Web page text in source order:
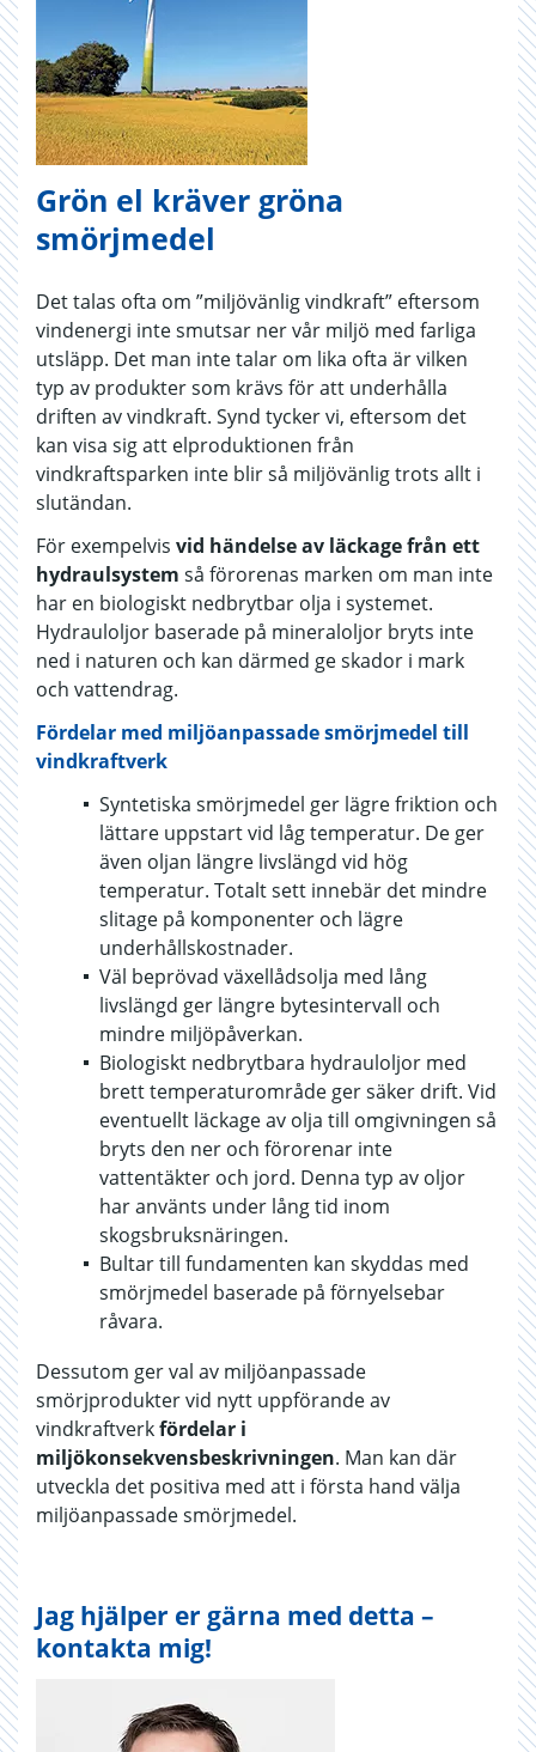
Grön el kräver gröna
smörjmedel
Det talas ofta om ”miljövänlig vindkraft” eftersom
vindenergi inte smutsar ner vår miljö med farliga
utsläpp. Det man inte talar om lika ofta är vilken
typ av produkter som krävs för att underhålla
driften av vindkraft. Synd tycker vi, eftersom det
kan visa sig att elproduktionen från
vindkraftsparken inte blir så miljövänlig trots allt i
slutändan.
För exempelvis vid händelse av läckage från ett
hydraulsystem så förorenas marken om man inte
har en biologiskt nedbrytbar olja i systemet.
Hydrauloljor baserade på mineraloljor bryts inte
ned i naturen och kan därmed ge skador i mark
och vattendrag.
Fördelar med miljöanpassade smörjmedel till
vindkraftverk
Syntetiska smörjmedel ger lägre friktion och
lättare uppstart vid låg temperatur. De ger
även oljan längre livslängd vid hög
temperatur. Totalt sett innebär det mindre
slitage på komponenter och lägre
underhållskostnader.
Väl beprövad växellådsolja med lång
livslängd ger längre bytesintervall och
mindre miljöpåverkan.
Biologiskt nedbrytbara hydrauloljor med
brett temperaturområde ger säker drift. Vid
eventuellt läckage av olja till omgivningen så
bryts den ner och förorenar inte
vattentäkter och jord. Denna typ av oljor
har använts under lång tid inom
skogsbruksnäringen.
Bultar till fundamenten kan skyddas med
smörjmedel baserade på förnyelsebar
råvara.
Dessutom ger val av miljöanpassade
smörjprodukter vid nytt uppförande av
vindkraftverkfördelar i
miljökonsekvensbeskrivningen. Man kan där
utveckla det positiva med att i första hand välja
miljöanpassade smörjmedel.
Jag hjälper er gärna med detta –
kontakta mig!